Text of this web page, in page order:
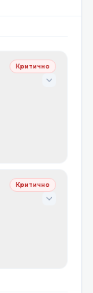
Критично
Критично